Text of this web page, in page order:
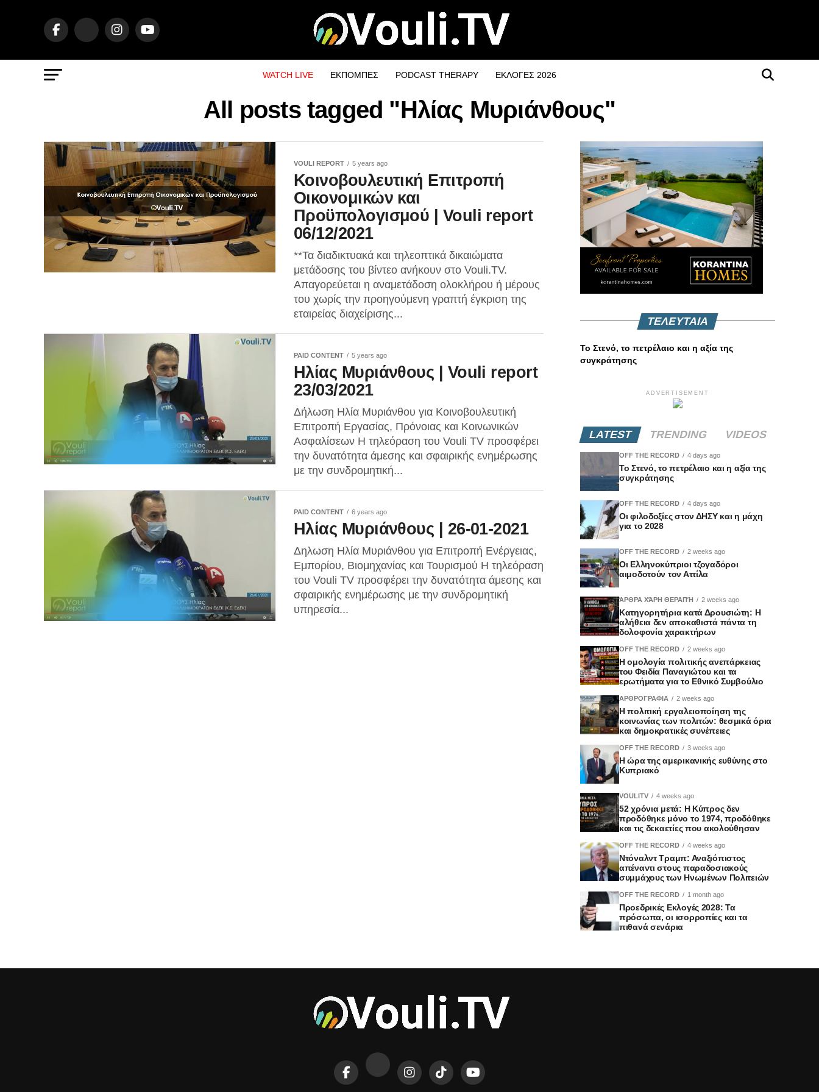
WATCH LIVE ΕΚΠΟΜΠΕΣ PODCAST THERAPY ΕΚΛΟΓΕΣ 2026
All posts tagged "Ηλίας Μυριάνθους"
VOULI REPORT 5 years ago
Κοινοβουλευτική Επιτροπή
Οικονομικών και
Προϋπολογισμού | Vouli report
06/12/2021
**Τα διαδικτυακά και τηλεοπτικά δικαιώματα
μετάδοσης του βίντεο ανήκουν στο Vouli.TV.
Απαγορεύεται η αναμετάδοση ολοκλήρου ή μέρους
του χωρίς την προηγούμενη γραπτή έγκριση της
εταιρείας διαχείρισης...
PAID CONTENT 5 years ago
Ηλίας Μυριάνθους | Vouli report
23/03/2021
Δήλωση Ηλία Μυριάνθου για Κοινοβουλευτική
Επιτροπή Εργασίας, Πρόνοιας και Κοινωνικών
Ασφαλίσεων Η τηλεόραση του Vouli TV προσφέρει
την δυνατότητα άμεσης και σφαιρικής ενημέρωσης
με την συνδρομητική...
PAID CONTENT 6 years ago
Ηλίας Μυριάνθους | 26-01-2021
Δηλωση Ηλία Μυριάνθου για Επιτροπή Ενέργειας,
Εμπορίου, Βιομηχανίας και Τουρισμού Η τηλεόραση
του Vouli TV προσφέρει την δυνατότητα άμεσης και
σφαιρικής ενημέρωσης με την συνδρομητική
υπηρεσία...
ΤΕΛΕΥΤΑΙΑ
Το Στενό, το πετρέλαιο και η αξία της
συγκράτησης
ADVERTISEMENT
LATEST TRENDING VIDEOS
OFF THE RECORD 4 days ago
Το Στενό, το πετρέλαιο και η αξία της
συγκράτησης
OFF THE RECORD 4 days ago
Οι φιλοδοξίες στον ΔΗΣΥ και η μάχη
για το 2028
OFF THE RECORD 2 weeks ago
Οι Ελληνοκύπριοι τζογαδόροι
αιμοδοτούν τον Αττίλα
ΆΡΘΡΑ ΧΆΡΗ ΘΕΡΑΠΉ 2 weeks ago
Κατηγορητήρια κατά Δρουσιώτη: Η
αλήθεια δεν αποκαθιστά πάντα τη
δολοφονία χαρακτήρων
OFF THE RECORD 2 weeks ago
Η ομολογία πολιτικής ανεπάρκειας
του Φειδία Παναγιώτου και τα
ερωτήματα για το Εθνικό Συμβούλιο
ΑΡΘΡΟΓΡΑΦΙΑ 2 weeks ago
Η πολιτική εργαλειοποίηση της
κοινωνίας των πολιτών: θεσμικά όρια
και δημοκρατικές συνέπειες
OFF THE RECORD 3 weeks ago
Η ώρα της αμερικανικής ευθύνης στο
Κυπριακό
VOULITV 4 weeks ago
52 χρόνια μετά: Η Κύπρος δεν
προδόθηκε μόνο το 1974, προδόθηκε
και τις δεκαετίες που ακολούθησαν
OFF THE RECORD 4 weeks ago
Ντόναλντ Τραμπ: Αναξιόπιστος
απέναντι στους παραδοσιακούς
συμμάχους των Ηνωμένων Πολιτειών
OFF THE RECORD 1 month ago
Προεδρικές Εκλογές 2028: Τα
πρόσωπα, οι ισορροπίες και τα
πιθανά σενάρια